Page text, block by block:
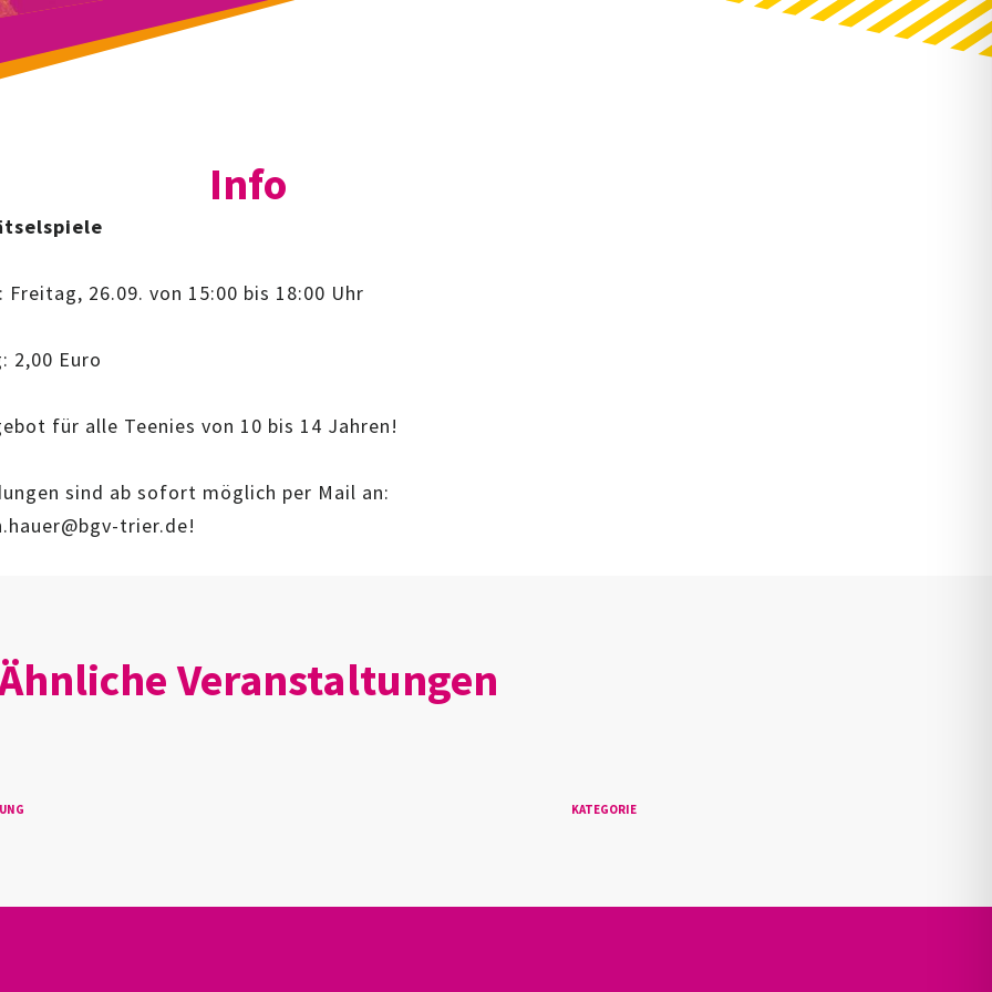
Info
Freitag, 26.09. von 15:00 bis 18:00 Uhr
2,00 Euro
für alle Teenies von 10 bis 14 Jahren!
sind ab sofort möglich per Mail an:
trier.de!
Veranstaltungen
KATEGORIE